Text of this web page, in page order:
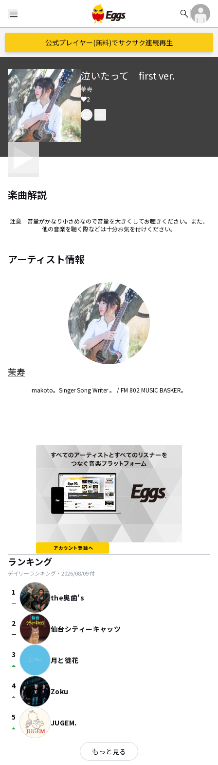
menu search
公式プレイヤー(無料)でサクサク連続再生
泣いたって first ver.
茉寿
2
楽曲解説
注意　音量がかなり小さめなので音量を大きくしてお聴きください。また、
他の音楽を聴く際などは十分お気を付けください。
アーティスト情報
茉寿
makoto。Singer Song Writer 。 / FM 802 MUSIC BASKER。
ランキング
デイリーランキング・ 2026/08/09付
1
check_indeterminate_small the奥歯's
2
check_indeterminate_small 仙台シティーキャッツ
3
arrow_drop_up 月と徒花
4
arrow_drop_up Zoku
5
arrow_drop_up JUGEM.
もっと見る